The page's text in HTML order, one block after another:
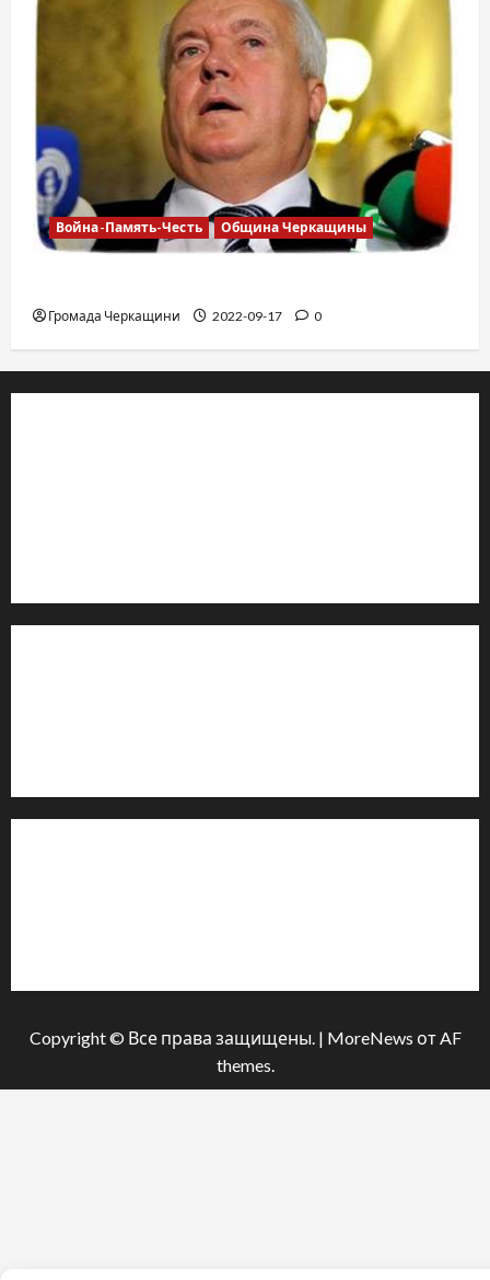
Война-Память-Честь Община Черкащины
Громада Черкащини 2022-09-17 0
Copyright © Все права защищены. | MoreNews от AF
themes.